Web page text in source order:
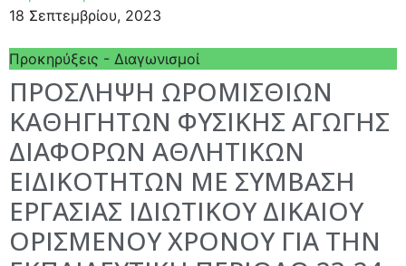
18 Σεπτεμβρίου, 2023
Προκηρύξεις - Διαγωνισμοί
ΠΡΟΣΛΗΨΗ ΩΡΟΜΙΣΘΙΩΝ
ΚΑΘΗΓΗΤΩΝ ΦΥΣΙΚΗΣ ΑΓΩΓΗΣ
ΔΙΑΦΟΡΩΝ ΑΘΛΗΤΙΚΩΝ
ΕΙΔΙΚΟΤΗΤΩΝ ΜΕ ΣΥΜΒΑΣΗ
ΕΡΓΑΣΙΑΣ ΙΔΙΩΤΙΚΟΥ ΔΙΚΑΙΟΥ
ΟΡΙΣΜΕΝΟΥ ΧΡΟΝΟΥ ΓΙΑ ΤΗΝ